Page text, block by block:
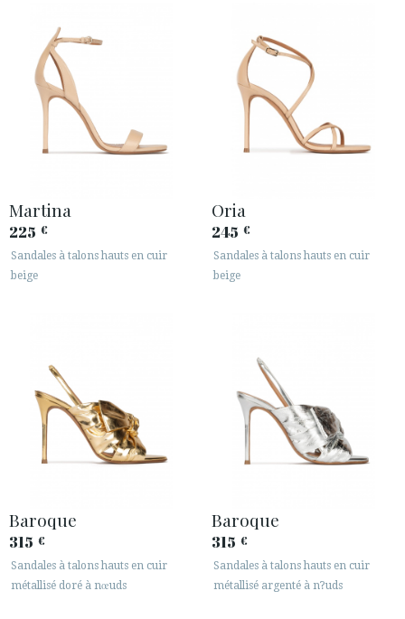
Martina
225 €
Sandales à talons hauts en cuir
beige
Oria
245 €
Sandales à talons hauts en cuir
beige
Baroque
315 €
Sandales à talons hauts en cuir
métallisé doré à nœuds
Baroque
315 €
Sandales à talons hauts en cuir
métallisé argenté à n?uds